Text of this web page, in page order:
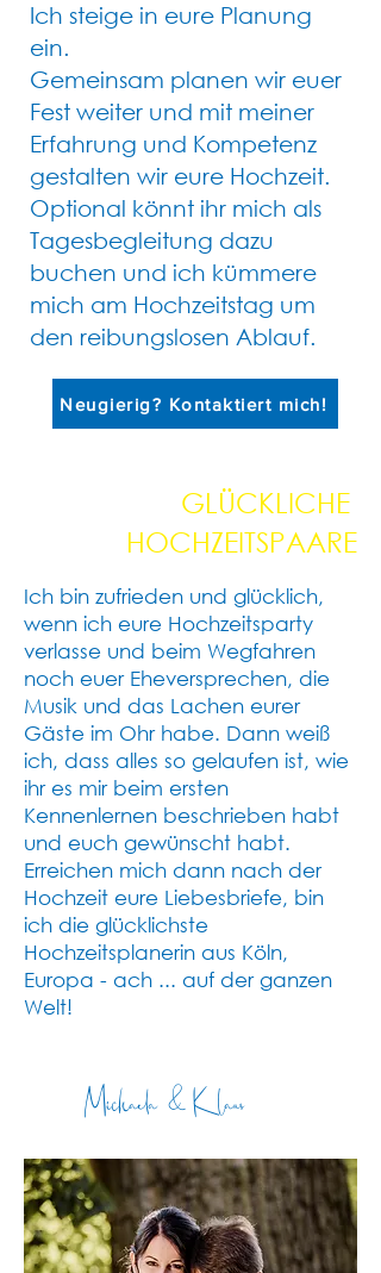
Ich steige in eure Planung
ein.
Gemeinsam planen wir euer
Fest weiter und mit meiner
Erfahrung und Kompetenz
gestalten wir eure Hochzeit.
Optional könnt ihr mich als
Tagesbegleitung dazu
buchen und ich kümmere
mich am Hochzeitstag um
den reibungslosen Ablauf.
Neugierig? Kontaktiert mich!
GLÜCKLICHE
HOCHZEITSPAARE
Ich bin zufrieden und glücklich,
wenn ich eure Hochzeitsparty
verlasse und beim Wegfahren
noch euer Eheversprechen, die
Musik und das Lachen eurer
Gäste im Ohr habe. Dann weiß
ich, dass alles so gelaufen ist, wie
ihr es mir beim ersten
Kennenlernen beschrieben habt
und euch gewünscht habt.
Erreichen mich dann nach der
Hochzeit eure Liebesbriefe, bin
ich die glücklichste
Hochzeitsplanerin aus Köln,
Europa - ach ... auf der ganzen
Welt!
Michaela & Klaus